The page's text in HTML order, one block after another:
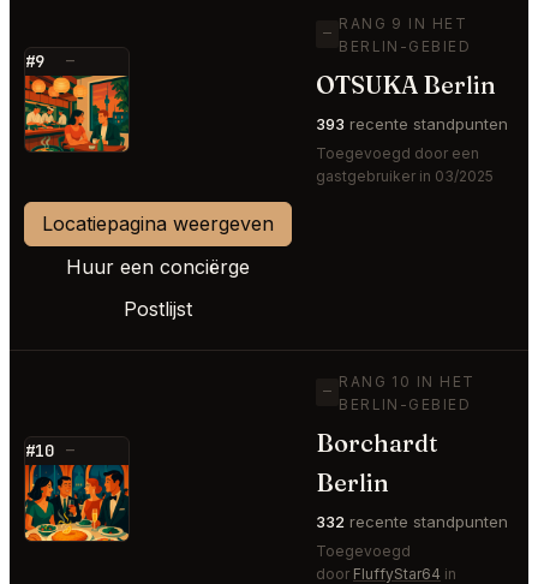
#9 —
⭐
—
RANG 9 IN HET
BERLIN-GEBIED
OTSUKA Berlin
393 recente standpunten
Toegevoegd door een
gastgebruiker in 03/2025
Locatiepagina weergeven
Huur een conciërge
Postlijst
#10 —
⭐
—
RANG 10 IN HET
BERLIN-GEBIED
Borchardt
Berlin
332 recente standpunten
Toegevoegd
door FluffyStar64 in